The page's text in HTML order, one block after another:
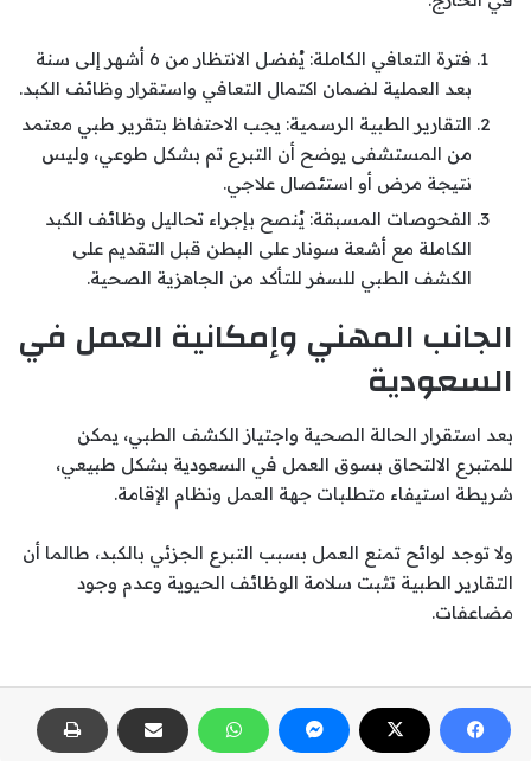
فترة التعافي الكاملة: يُفضل الانتظار من 6 أشهر إلى سنة
بعد العملية لضمان اكتمال التعافي واستقرار وظائف الكبد.
التقارير الطبية الرسمية: يجب الاحتفاظ بتقرير طبي معتمد
من المستشفى يوضح أن التبرع تم بشكل طوعي، وليس
نتيجة مرض أو استئصال علاجي.
الفحوصات المسبقة: يُنصح بإجراء تحاليل وظائف الكبد
الكاملة مع أشعة سونار على البطن قبل التقديم على
الكشف الطبي للسفر للتأكد من الجاهزية الصحية.
الجانب المهني وإمكانية العمل في
السعودية
بعد استقرار الحالة الصحية واجتياز الكشف الطبي، يمكن
للمتبرع الالتحاق بسوق العمل في السعودية بشكل طبيعي،
شريطة استيفاء متطلبات جهة العمل ونظام الإقامة.
ولا توجد لوائح تمنع العمل بسبب التبرع الجزئي بالكبد، طالما أن
التقارير الطبية تثبت سلامة الوظائف الحيوية وعدم وجود
مضاعفات.